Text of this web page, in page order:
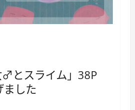
とスライム」38P
ました